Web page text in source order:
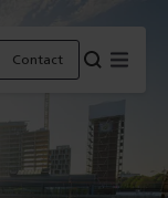
Contact